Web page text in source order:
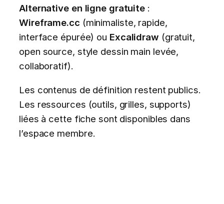
Alternative en ligne gratuite :
Wireframe.cc (minimaliste, rapide,
interface épurée) ou Excalidraw (gratuit,
open source, style dessin main levée,
collaboratif).
Les contenus de définition restent publics.
Les ressources (outils, grilles, supports)
liées à cette fiche sont disponibles dans
l’espace membre.